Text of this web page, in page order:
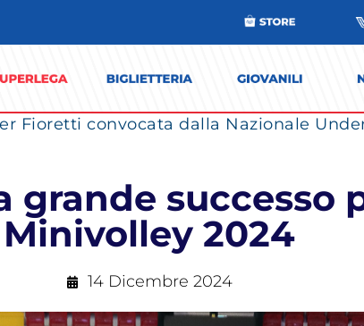
Fioretti convocata dalla Nazionale
grande successo
Minivolley 2024
14 Dicembre 2024